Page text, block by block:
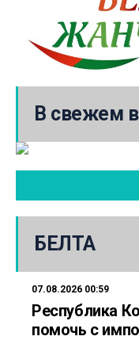
В свежем
БЕЛТА
07.08.2026 00:59
Республика
помочь с